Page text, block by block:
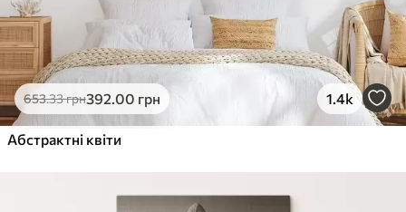
✓ Поверхня з текстурою полотна
✗ Екологічний матеріал
Еко-Преміум
.00грн
✓Яскраві, насичені кольори
Поверхня з текстурою полотна
653.33грн392.00 грн 1.4k
Абстрактні квіти